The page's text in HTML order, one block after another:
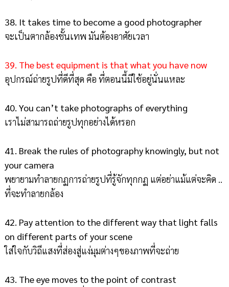
38. It takes time to become a good photographer
จะเป็นตากล้องชั้นเทพ มันต้องอาศัยเวลา
39. The best equipment is that what you have now
อุปกรณ์ถ่ายรูปที่ดีที่สุด คือ ที่ตอนนี้มีใช้อยู่นั่นแหละ
40. You can’t take photographs of everything
เราไม่สามารถถ่ายรูปทุกอย่างได้หรอก
41. Break the rules of photography knowingly, but not
your camera
พยายามทำลายกฏการถ่ายรูปที่รู้จักทุกกฏ แต่อย่าแม้แต่จะคิด ..
ที่จะทำลายกล้อง
42. Pay attention to the different way that light falls
on different parts of your scene
ใส่ใจกับวิถีแสงที่ส่องสู่แง่มุมต่างๆของภาพที่จะถ่าย
43. The eye moves to the point of contrast